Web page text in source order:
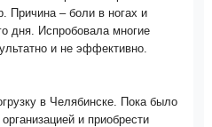
Причина – боли в ногах и
дня. Испробовала многие
и не эффективно.
в Челябинске. Пока было
и приобрести